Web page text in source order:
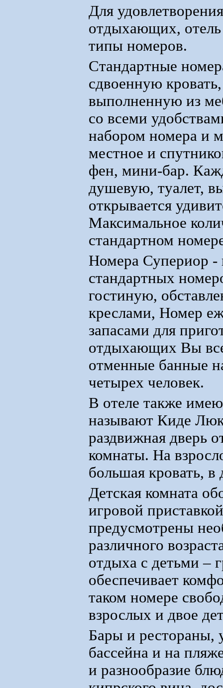
Для
отдыхающих, отель
типы номеров.
Стандартные
сдвоенную
выполненную из
со всеми
набором номера и
местное и
фен, мини-бар.
душевую, туалет,
открывается
Максимальное
стандартном
Номера Супериор -
стандартных
гостиную,
креслами, Номер
запасами для
отдыхающих Вы
отменные банные
четырех человек.
В отеле также
называют Киде
раздвижная дверь
комнаты. На
большая кровать, в
Детская комната
игровой
предусмотрены
различного
отдыха с детьми –
обеспечивает
таком номере
взрослых и двое
Бары и рестораны,
бассейна и на
и разнообразие